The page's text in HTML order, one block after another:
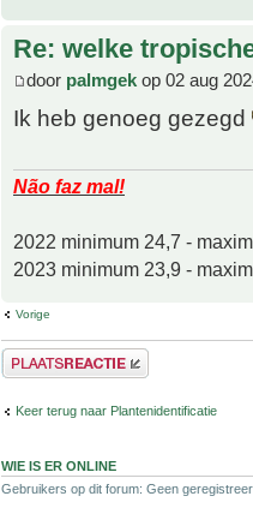
Re: welke
door palmgek op 02 aug
Ik heb genoeg gezegd
Não faz mal!
2022 minimum 24,7 -
2023 minimum 23,9 -
Vorige
Plaats een reactie
Keer terug naar Plantenidentificatie
WIE IS ER ONLINE
Gebruikers op dit forum: Geen